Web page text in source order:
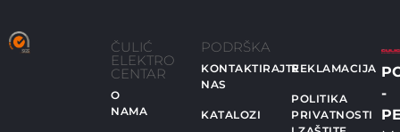
ČULIĆ
ELEKTRO
CENTAR
O
NAMA
PODRŠKA
KONTAKTIRAJTE
NAS
KATALOZI
REKLAMACIJA
POLITIKA
PRIVATNOSTI
-